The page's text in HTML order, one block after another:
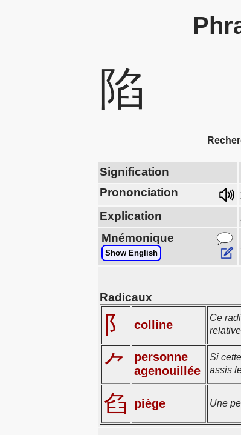
陷
Signification
Prononciation
Explication
Mnémonique
Show English
Radicaux
阝 colline
Ce
⺈
personne
agenouillée
Si
assis
臽 piège Une